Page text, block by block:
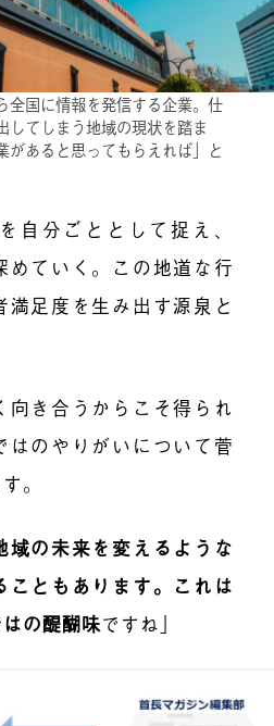
全国に情報を発信する企業。仕
してしまう地域の現状を踏ま
があると思ってもらえれば」と
自分ごととして捉え、
めていく。この地道な行
足度を生み出す源泉と
向き合うからこそ得られ
はのやりがいについて菅
。
域の未来を変えるような
こともあります。これは
の醍醐味ですね」